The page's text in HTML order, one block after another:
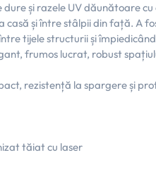
și razele UV dăunătoare
și între stâlpii din față. A
tijele structurii și
frumos lucrat, robust
rezistență la spargere și
tăiat cu laser